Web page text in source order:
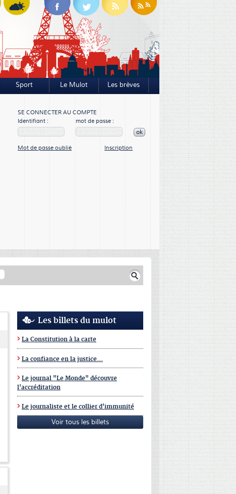
Sport Le Mulot Les brèves
SE CONNECTER AU COMPTE
Identifiant :
mot de passe :
ok
Mot de passe oublié Inscription
Les billets du mulot
La Constitution à la carte
La confiance en la justice...
Le journal "Le Monde" découvre
l'accréditation
Le journaliste et le collier d'immunité
Voir tous les billets